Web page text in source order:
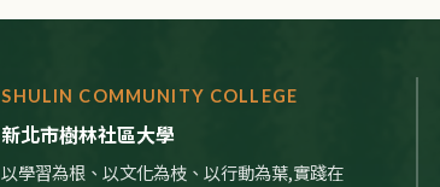
SHULIN COMMUNITY COLLEGE
新北市樹林社區大學
以學習為根、以文化為枝、以行動為葉,實踐在